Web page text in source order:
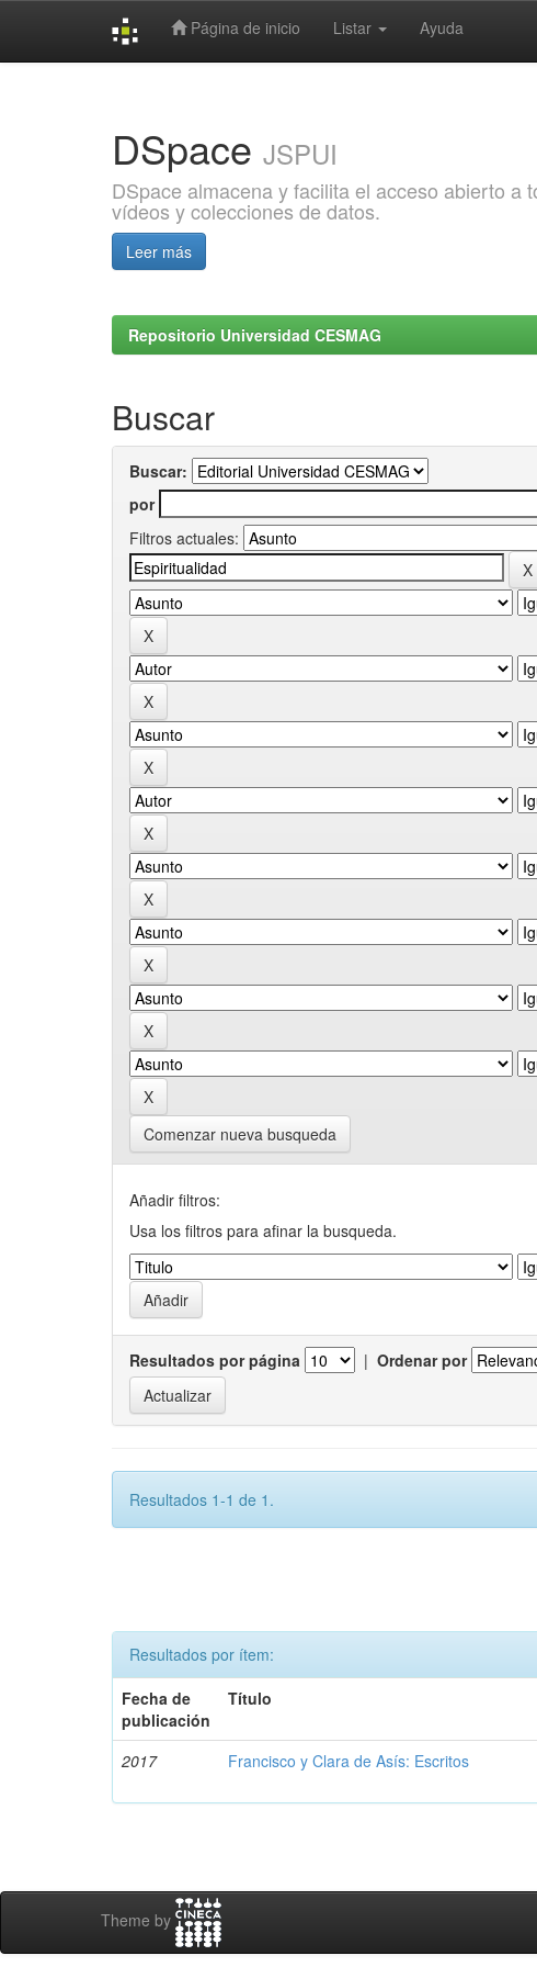
Página de inicio Listar Ayuda
DSpace JSPUI
DSpace almacena y facilita el acceso abierto a
vídeos y colecciones de datos.
Leer más
Repositorio Universidad CESMAG
Buscar
Buscar:
por
Filtros actuales:
Comenzar nueva busqueda
Añadir filtros:
Usa los filtros para afinar la busqueda.
Resultados por página | Ordenar por
Resultados 1-1 de 1.
Resultados por ítem:
Fecha de
publicación
Título
2017 Francisco y Clara de Asís: Escritos
Theme by